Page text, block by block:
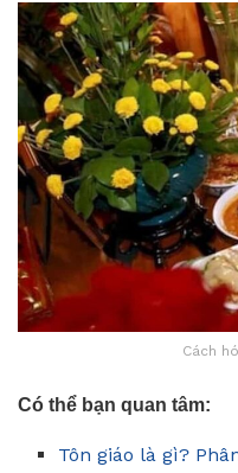
Cách
Có thể bạn quan tâm:
Tôn giáo là gì?